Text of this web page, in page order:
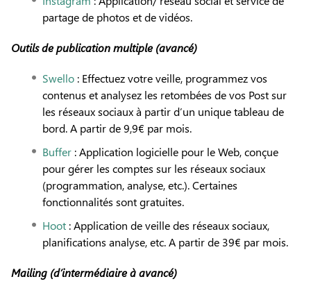
partage de photos et de vidéos.
Outils de publication multiple (avancé)
Swello : Effectuez votre veille, programmez vos
contenus et analysez les retombées de vos Post sur
les réseaux sociaux à partir d’un unique tableau de
bord. A partir de 9,9€ par mois.
Buffer : Application logicielle pour le Web, conçue
pour gérer les comptes sur les réseaux sociaux
(programmation, analyse, etc.). Certaines
fonctionnalités sont gratuites.
Hoot : Application de veille des réseaux sociaux,
planifications analyse, etc. A partir de 39€ par mois.
Mailing (d’intermédiaire à avancé)